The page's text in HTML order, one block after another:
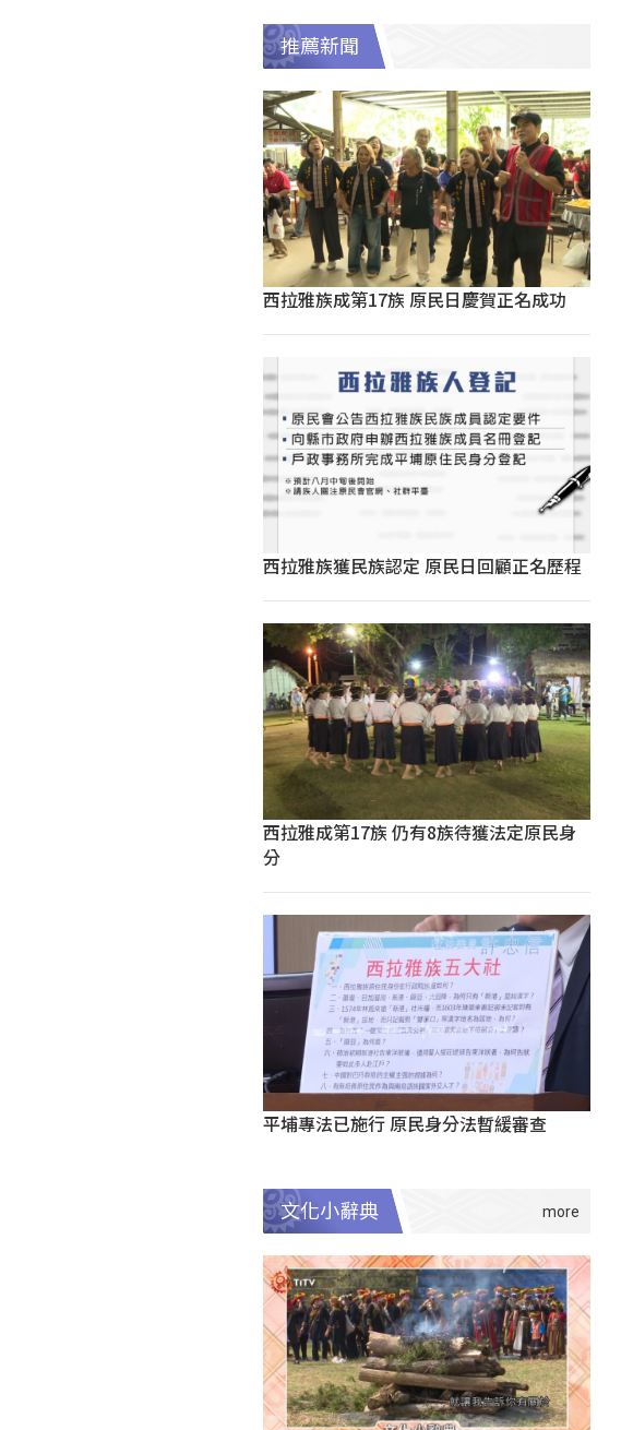
推薦新聞
西拉雅族成第17族 原民日慶賀正名成功
西拉雅族獲民族認定 原民日回顧正名歷程
西拉雅成第17族 仍有8族待獲法定原民身
分
平埔專法已施行 原民身分法暫緩審查
文化小辭典